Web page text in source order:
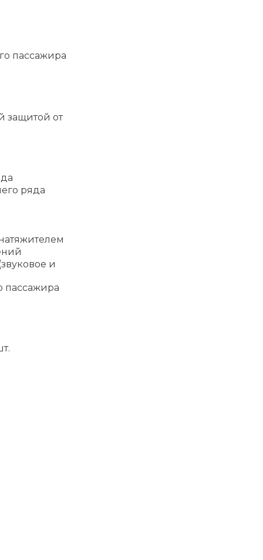
пассажира
защитой от
ряда
и
пассажира